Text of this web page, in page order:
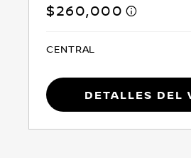
$260,000
CENTRAL
Detalles del